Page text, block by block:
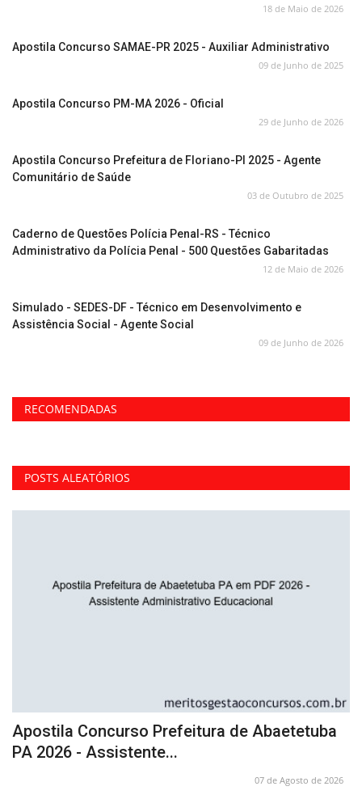
18 de Maio de 2026
Apostila Concurso SAMAE-PR 2025 - Auxiliar Administrativo
09 de Junho de 2025
Apostila Concurso PM-MA 2026 - Oficial
29 de Junho de 2026
Apostila Concurso Prefeitura de Floriano-PI 2025 - Agente
Comunitário de Saúde
03 de Outubro de 2025
Caderno de Questões Polícia Penal-RS - Técnico
Administrativo da Polícia Penal - 500 Questões Gabaritadas
12 de Maio de 2026
Simulado - SEDES-DF - Técnico em Desenvolvimento e
Assistência Social - Agente Social
09 de Junho de 2026
RECOMENDADAS
POSTS ALEATÓRIOS
Apostila Concurso Prefeitura de Abaetetuba
PA 2026 - Assistente...
07 de Agosto de 2026